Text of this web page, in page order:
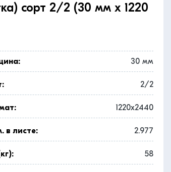
сорт 2/2 (30 мм x 1220
30 мм
2/2
1220x2440
в листе: 2.977
58